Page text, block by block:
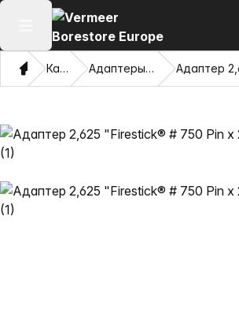
Открыть главное меню
ДомКаталог Адаптеры и Pulling Eyes